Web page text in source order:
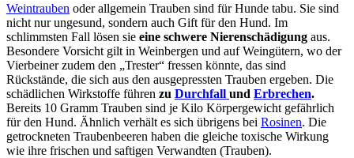
Weintrauben oder allgemein Trauben sind für Hunde tabu. Sie sind
nicht nur ungesund, sondern auch Gift für den Hund. Im
schlimmsten Fall lösen sie eine schwere Nierenschädigung aus.
Besondere Vorsicht gilt in Weinbergen und auf Weingütern, wo der
Vierbeiner zudem den „Trester“ fressen könnte, das sind
Rückstände, die sich aus den ausgepressten Trauben ergeben. Die
schädlichen Wirkstoffe führen zu Durchfall und Erbrechen.
Bereits 10 Gramm Trauben sind je Kilo Körpergewicht gefährlich
für den Hund. Ähnlich verhält es sich übrigens bei Rosinen. Die
getrockneten Traubenbeeren haben die gleiche toxische Wirkung
wie ihre frischen und saftigen Verwandten (Trauben).